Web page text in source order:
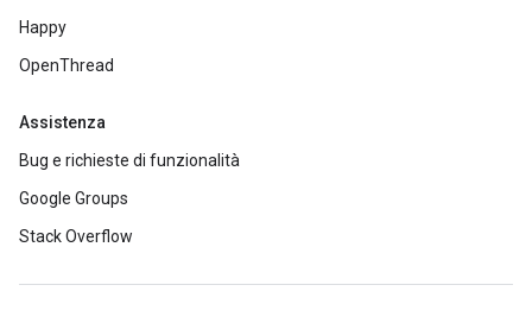
Happy
OpenThread
Assistenza
Bug e richieste di funzionalità
Google Groups
Stack Overflow